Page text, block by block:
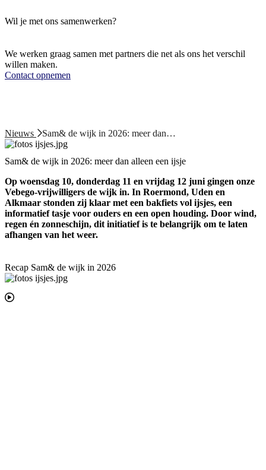
Wil je met ons samenwerken?
We werken graag samen met partners die net als ons het verschil
willen maken.
Contact opnemen
Nieuws Sam& de wijk in 2026: meer dan…
Sam& de wijk in 2026: meer dan alleen een ijsje
Op woensdag 10, donderdag 11 en vrijdag 12 juni gingen onze
Vebego-vrijwilligers de wijk in. In Roermond, Uden en
Alkmaar stonden zij klaar met een bakfiets vol ijsjes, een
informatief tasje voor ouders en een open houding. Door wind,
regen én zonneschijn, dit initiatief is te belangrijk om te laten
afhangen van het weer.
Recap Sam& de wijk in 2026